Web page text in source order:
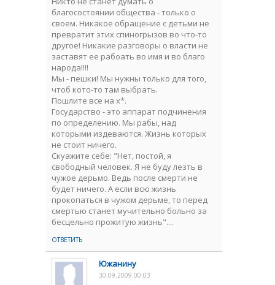
благосостоянии общества - только о
своем. Никакое обращение с детьми не
превратит этих спиногрызов во что-то
другое! Никакие разговоры о власти не
заставят ее рабоать во имя и во благо
народа!!!!
Мы - пешки! Мы нужны только для того,
чтоб кото-то там выбрать.
Пошлите все на х*.
Государство - это аппарат подчинения
по определению. Мы рабы, над
которыми издеваются. Жизнь которых
не стоит ничего.
Скуажите себе: "Нет, постой, я
свободный человек. Я не буду лезть в
чужое дерьмо. Ведь после смерти не
будет ничего. А если всю жизнь
прокопаться в чужом дерьме, то перед
смертью станет мучительно больно за
бесцельно прожитую жизнь"....
ОТВЕТИТЬ
Южанину
30.09.2009 00:03